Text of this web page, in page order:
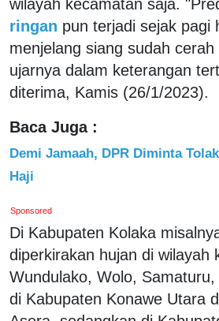
wilayah kecamatan saja.
ringan pun terjadi sejak pagi
menjelang siang sudah
ujarnya dalam keterangan
diterima, Kamis (26/1/2023).
Baca Juga :
Demi Jamaah, DPR Diminta
Haji
Sponsored
Di Kabupaten Kolaka
diperkirakan hujan di wilayah
Wundulako, Wolo,
di Kabupaten Konawe Utara